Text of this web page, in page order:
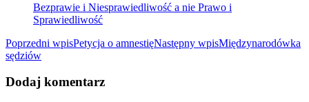
Bezprawie i Niesprawiedliwość a nie Prawo i
Sprawiedliwość
Nawigacja
wpisu
Poprzedni wpisPetycja o amnestięNastępny wpisMiędzynarodówka
sędziów
Dodaj komentarz